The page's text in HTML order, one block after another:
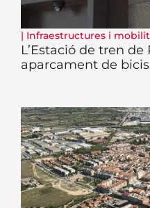
| Infraestructures i
L’Estació de tren
aparcament de